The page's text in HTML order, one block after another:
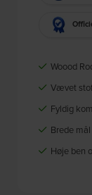
Woood
Vævet
Fyldig
Brede
Høje ben